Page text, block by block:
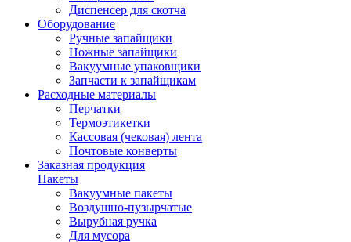
Диспенсер для скотча
Оборудование
Ручные запайщики
Ножные запайщики
Вакуумные упаковщики
Запчасти к запайщикам
Расходные материалы
Перчатки
Термоэтикетки
Кассовая (чековая) лента
Почтовые конверты
Заказная продукция
Пакеты
Вакуумные пакеты
Воздушно-пузырчатые
Вырубная ручка
Для мусора